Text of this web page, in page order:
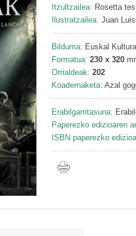
Itzultzailea: Rosetta
Ilustratzailea: Juan
Bilduma: Euskal
Formatua: 230 x 320
Orrialdeak: 202
Koadernaketa: Azal
Erabilgarritasuna:
Paperezko edizioaren
ISBN paperezko